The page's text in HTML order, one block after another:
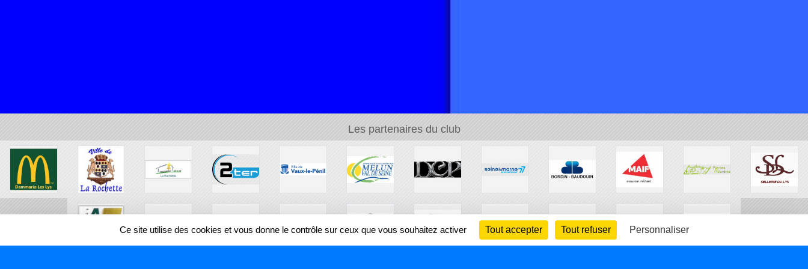
Les partenaires du club
Ce site utilise des cookies et vous donne le contrôle sur ceux que vous souhaitez activer Tout accepter Tout refuser Personnaliser